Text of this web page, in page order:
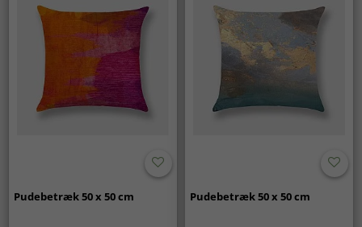
Pudebetræk 50 x 50 cm Pudebetræk 50 x 50 cm